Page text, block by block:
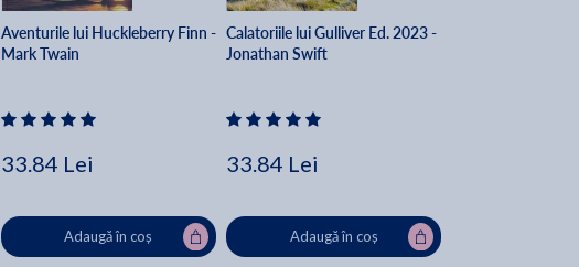
Aventurile lui Huckleberry Finn -
Mark Twain
33.84 Lei
Adaugă în coș
Calatoriile lui Gulliver Ed. 2023 -
Jonathan Swift
33.84 Lei
Adaugă în coș